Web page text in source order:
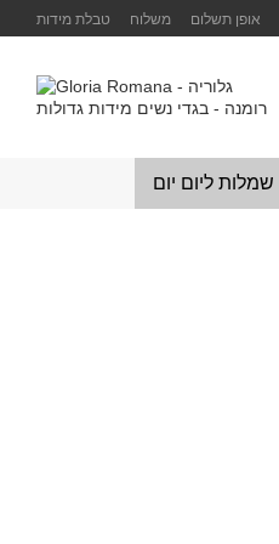
Перейти к основному контенту
טבלת מידות משלוח אופן תשלום
שמלות ליום יום